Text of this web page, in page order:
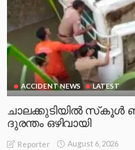
ACCIDENT NEWS LATEST
ചാലക്കുടിയിൽ സ്‌കൂൾ
ദുരന്തം ഒഴിവായി
Reporter August 6, 2026